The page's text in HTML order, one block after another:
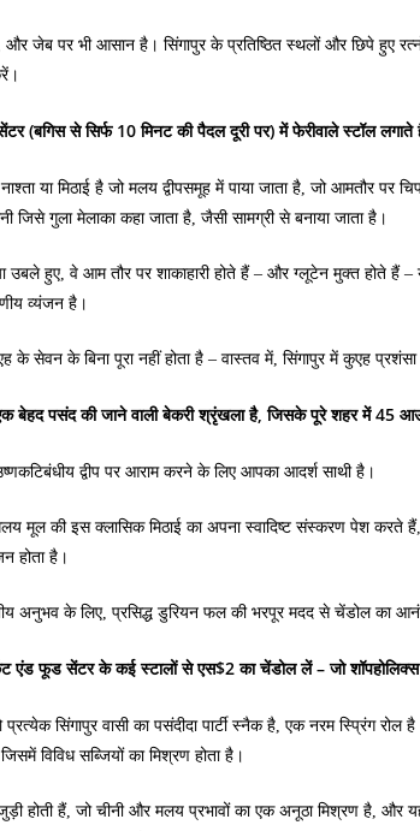
और जेब पर भी आसान है। सिंगापुर के प्रतिष्ठित स्थलों और छिपे हुए
(बगिस से सिर्फ 10 मिनट की पैदल दूरी पर) में फेरीवाले स्टॉल लगाते
या मिठाई है जो मलय द्वीपसमूह में पाया जाता है, जो आमतौर पर
जिसे गुला मेलाका कहा जाता है, जैसी सामग्री से बनाया जाता है।
हुए, वे आम तौर पर शाकाहारी होते हैं – और ग्लूटेन मुक्त होते हैं –
व्यंजन है।
के सेवन के बिना पूरा नहीं होता है – वास्तव में, सिंगापुर में कुएह
एक बेहद पसंद की जाने वाली बेकरी श्रृंखला है, जिसके पूरे शहर में 45
द्वीप पर आराम करने के लिए आपका आदर्श साथी है।
मूल की इस क्लासिक मिठाई का अपना स्वादिष्ट संस्करण पेश करते
होता है।
अनुभव के लिए, प्रसिद्ध डुरियन फल की भरपूर मदद से चेंडोल का
एंड फूड सेंटर के कई स्टालों से एस$2 का चेंडोल लें – जो
प्रत्येक सिंगापुर वासी का पसंदीदा पार्टी स्नैक है, एक नरम स्प्रिंग
विविध सब्जियों का मिश्रण होता है।
होती हैं, जो चीनी और मलय प्रभावों का एक अनूठा मिश्रण है, और